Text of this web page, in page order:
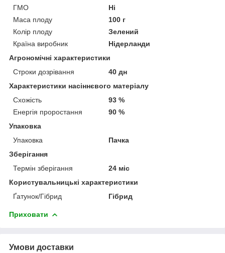
ГМО
Ні
Маса плоду
100 г
Колір плоду
Зелений
Країна виробник
Нідерланди
Агрономічні характеристики
Строки дозрівання
40 дн
Характеристики насіннєвого матеріалу
Схожість
93 %
Енергія проростання
90 %
Упаковка
Упаковка
Пачка
Зберігання
Термін зберігання
24 міс
Користувальницькі характеристики
Ґатунок/Гібрид
Гібрид
Приховати
Умови доставки